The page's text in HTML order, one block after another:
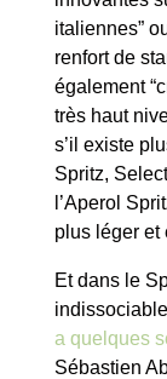
italiennes”
renfort de
également
très haut
s’il existe
Spritz,
l’Aperol
plus léger et
Et dans le
a quelques
Sébastien